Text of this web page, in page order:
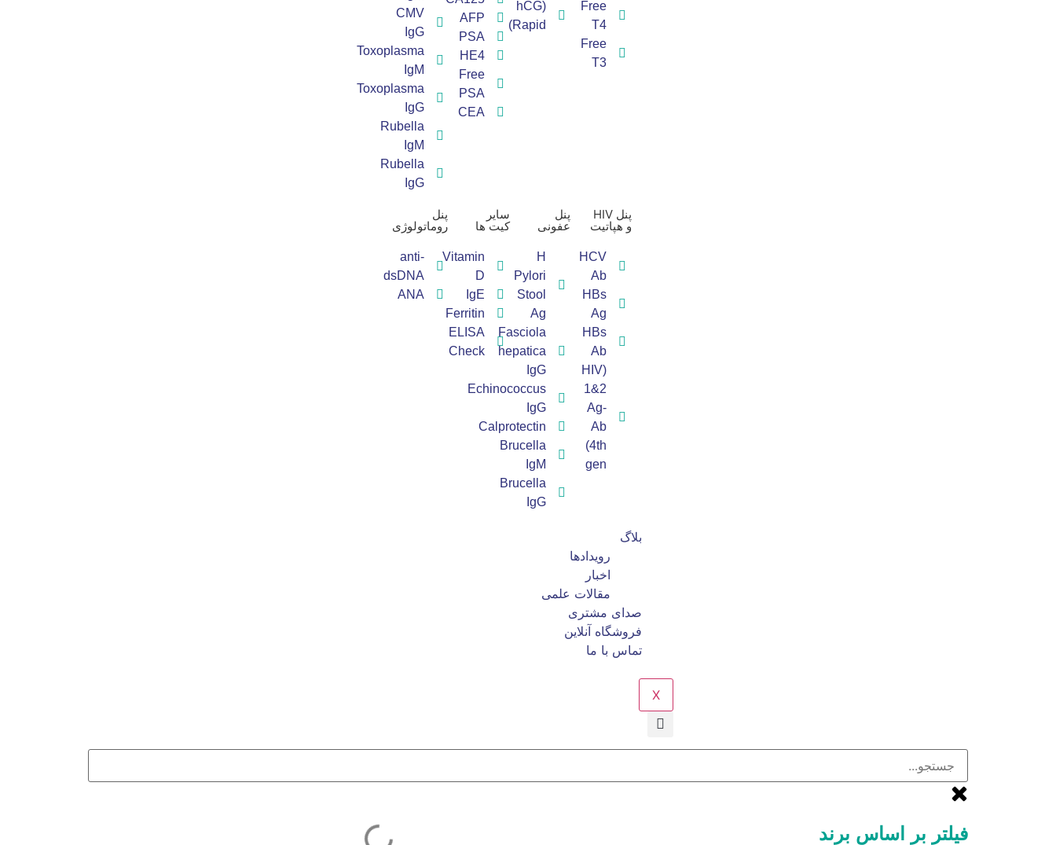
Free
T4
Free
T3
(hCG
(Rapid
AFP
PSA
HE4
Free
PSA
CEA
CMV
IgG
Toxoplasma
IgM
Toxoplasma
IgG
Rubella
IgM
Rubella
IgG
پنل HIV
و هپاتیت
HCV
Ab
HBs
Ag
HBs
Ab
(HIV
1&2
Ag-
Ab
(4th
gen
پنل
عفونی
H
Pylori
Stool
Ag
Fasciola
hepatica
IgG
Echinococcus
IgG
Calprotectin
Brucella
IgM
Brucella
IgG
سایر
کیت ها
Vitamin
D
IgE
Ferritin
ELISA
Check
پنل
روماتولوژی​
anti-
dsDNA
ANA
بلاگ
رویدادها
اخبار
مقالات علمی
صدای مشتری
فروشگاه آنلاین
تماس با ما
X
فیلتر بر اساس برند